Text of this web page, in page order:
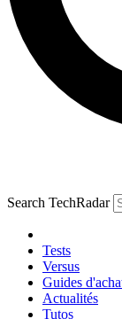
Search TechRadar
Tests
Versus
Guides
Actualités
Tutos